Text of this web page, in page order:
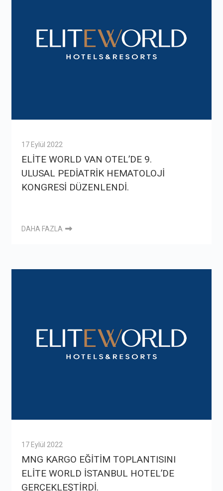
17 Eylül 2022
ELİTE WORLD VAN OTEL’DE 9.
ULUSAL PEDİATRİK HEMATOLOJİ
KONGRESİ DÜZENLENDİ.
DAHA FAZLA
17 Eylül 2022
MNG KARGO EĞİTİM TOPLANTISINI
ELİTE WORLD İSTANBUL HOTEL’DE
GERÇEKLEŞTİRDİ.